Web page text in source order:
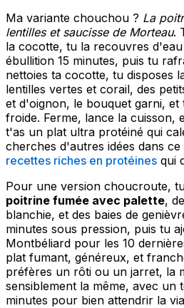
Ma variante chouchou ? La
lentilles et saucisse de Morteau.
la cocotte, tu la recouvres
ébullition 15 minutes, puis tu
nettoies ta cocotte, tu disposes
lentilles vertes et corail, des
et d'oignon, le bouquet garni, et
froide. Ferme, lance la cuisson,
t'as un plat ultra protéiné qui
cherches d'autres idées dans ce
recettes riches en protéines qui
Pour une version choucroute,
poitrine fumée avec palette,
blanchie, et des baies de
minutes sous pression, puis tu
Montbéliard pour les 10
plat fumant, généreux, et
préfères un rôti ou un jarret, la
sensiblement la même, avec un
minutes pour bien attendrir la